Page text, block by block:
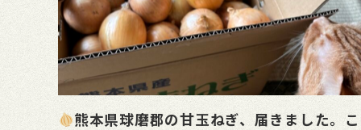
熊本県球磨郡の甘玉ねぎ、届きました。こ